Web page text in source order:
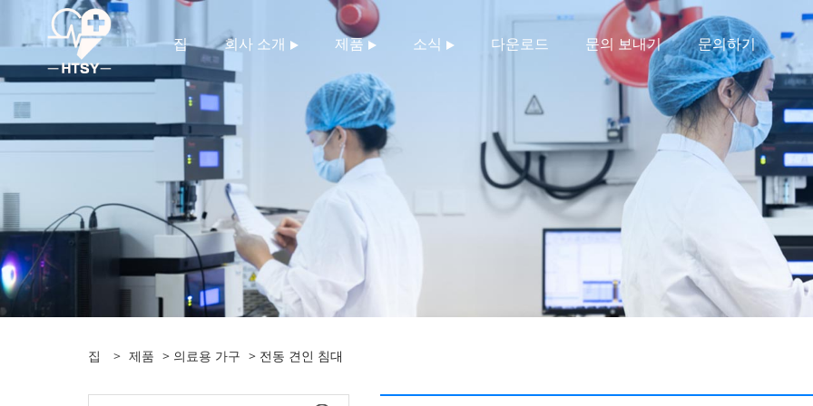
집 회사 소개 제품 소식 다운로드 문의 보내기 문의하기
집 > 제품 > 의료용 가구 > 전동 견인 침대